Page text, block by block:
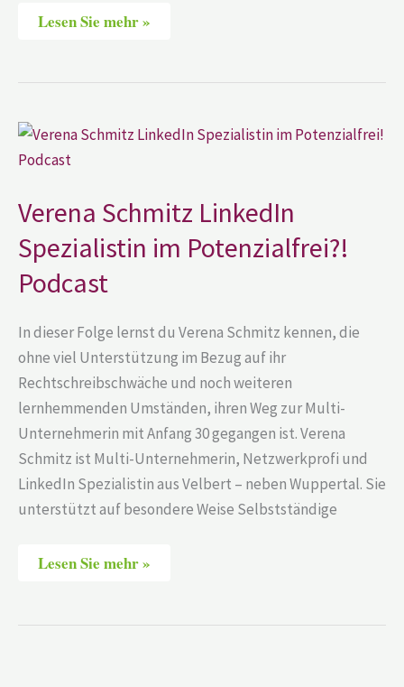
Lesen Sie mehr »
Verena Schmitz LinkedIn
Spezialistin im Potenzialfrei?!
Podcast
In dieser Folge lernst du Verena Schmitz kennen, die
ohne viel Unterstützung im Bezug auf ihr
Rechtschreibschwäche und noch weiteren
lernhemmenden Umständen, ihren Weg zur Multi-
Unternehmerin mit Anfang 30 gegangen ist. Verena
Schmitz ist Multi-Unternehmerin, Netzwerkprofi und
LinkedIn Spezialistin aus Velbert – neben Wuppertal. Sie
unterstützt auf besondere Weise Selbstständige
Verena
Schmitz
LinkedIn
Potenzialfrei?!
Podcast
Lesen Sie mehr »